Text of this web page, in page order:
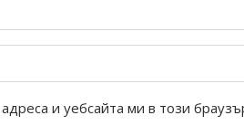
и уебсайта ми в този